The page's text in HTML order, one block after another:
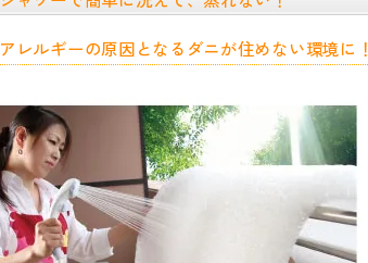
アレルギーの原因となるダニが住めない環境に！